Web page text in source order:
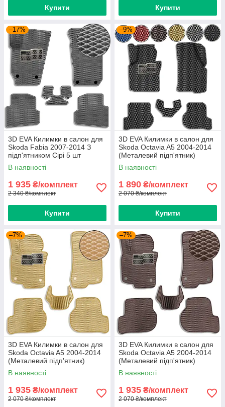
Купити Купити
–17%
3D EVA Килимки в салон для
Skoda Fabia 2007-2014 З
підп'ятником Сірі 5 шт
В наявності
1 935 ₴/комплект
2 340 ₴/комплект
Купити
–9%
3D EVA Килимки в салон для
Skoda Octavia A5 2004-2014
(Металевий підп'ятник)
Чорний 5 шт
В наявності
1 890 ₴/комплект
2 070 ₴/комплект
Купити
–7%
3D EVA Килимки в салон для
Skoda Octavia A5 2004-2014
(Металевий підп'ятник)
Бежеві 5 шт
В наявності
1 935 ₴/комплект
2 070 ₴/комплект
–7%
3D EVA Килимки в салон для
Skoda Octavia A5 2004-2014
(Металевий підп'ятник)
Коричневі 5 шт
В наявності
1 935 ₴/комплект
2 070 ₴/комплект